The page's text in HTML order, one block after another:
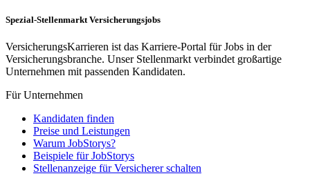
Spezial-Stellenmarkt Versicherungsjobs
VersicherungsKarrieren ist das Karriere-Portal für Jobs in der
Versicherungsbranche. Unser Stellenmarkt verbindet großartige
Unternehmen mit passenden Kandidaten.
Für Unternehmen
Kandidaten finden
Preise und Leistungen
Warum JobStorys?
Beispiele für JobStorys
Stellenanzeige für Versicherer schalten